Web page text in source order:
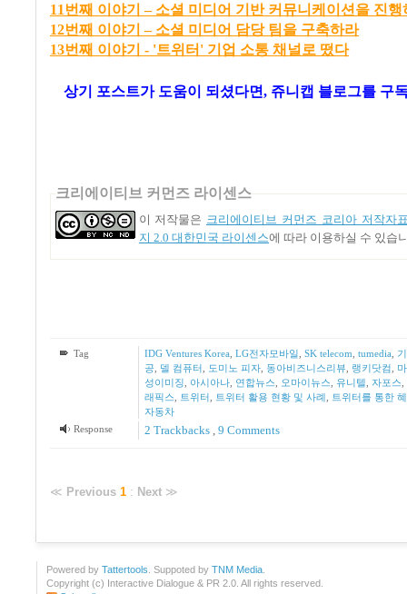
11번째 이 야기 – 소셜 미 디어 기 반 커 뮤니 케 이 션을 진행
12번째 이 야기 – 소셜 미 디어 담당 팀을 구축하라
13번째 이야기 - '트위터' 기업 소통 채널로 떴다
상기 포스트가 도움이 되셨다면, 쥬니캡 블로그를 구
크리에이티브 커먼즈 라이센스
이 저작물은 크리에이티브 커먼즈 코리아 저작자
지 2.0 대한민국 라이센스에 따라 이용하실 수 있습
Tag IDG Ventures Korea LG전자모바일 SK telecom tumedia
공, 델 컴퓨터 도미노 피자, 동아비즈니스리뷰, 랭키닷컴
성이미징
아시아나, 연합뉴스 오마이뉴스 유니텔 자포스
래픽스
트위터 트위터 활용 현황 및 사례
트위터를 통한
자동차
Response
2 Trackbacks , 9 Comments
≪ Previous 1 : Next ≫
Powered by Tattertools . Suppoted by TNM Media
Copyright (c) Interactive Dialogue & PR 2.0. All rights reserved.